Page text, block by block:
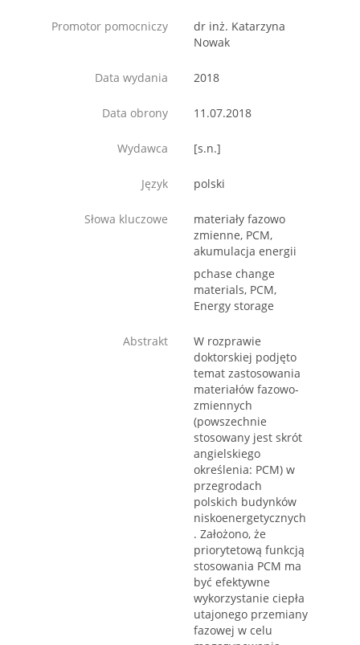
Promotor pomocniczy
dr inż. Katarzyna
Nowak
Data wydania 2018
Data obrony 11.07.2018
Wydawca [s.n.]
Język polski
Słowa kluczowe
materiały fazowo
zmienne, PCM,
akumulacja energii
pchase change
materials, PCM,
Energy storage
Abstrakt
W rozprawie
doktorskiej podjęto
temat zastosowania
materiałów fazowo-
zmiennych
(powszechnie
stosowany jest skrót
angielskiego
określenia: PCM) w
przegrodach
polskich budynków
niskoenergetycznych
. Założono, że
priorytetową funkcją
stosowania PCM ma
być efektywne
wykorzystanie ciepła
utajonego przemiany
fazowej w celu